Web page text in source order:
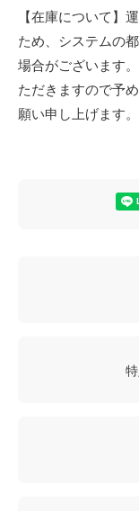
【在庫について】
ため、システムの
場合がございます
ただきますので予
願い申し上げます。